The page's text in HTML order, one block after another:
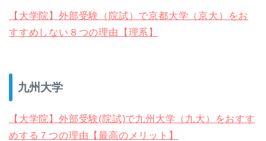
【大学院】外部受験（院試）で京都大学（京大）をお
すすめしない８つの理由【理系】
九州大学
【大学院】外部受験(院試)で九州大学（九大）をおすす
めする７つの理由【最高のメリット】